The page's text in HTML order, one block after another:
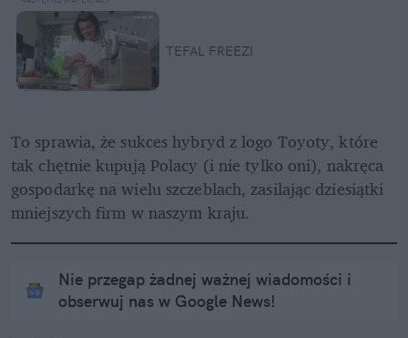
TEFAL FREEZI
To sprawia, że sukces hybryd z logo Toyoty, które
tak chętnie kupują Polacy (i nie tylko oni), nakręca
gospodarkę na wielu szczeblach, zasilając dziesiątki
mniejszych firm w naszym kraju.
Nie przegap żadnej ważnej wiadomości i
obserwuj nas w Google News!